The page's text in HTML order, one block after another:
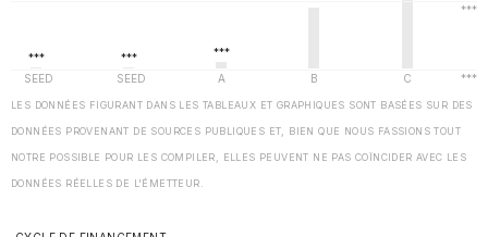
LES DONNÉES FIGURANT DANS LES TABLEAUX ET GRAPHIQUES SONT BASÉES SUR DES
DONNÉES PROVENANT DE SOURCES PUBLIQUES ET, BIEN QUE NOUS FASSIONS TOUT
NOTRE POSSIBLE POUR LES COMPILER, ELLES PEUVENT NE PAS COÏNCIDER AVEC LES
DONNÉES RÉELLES DE L'ÉMETTEUR.